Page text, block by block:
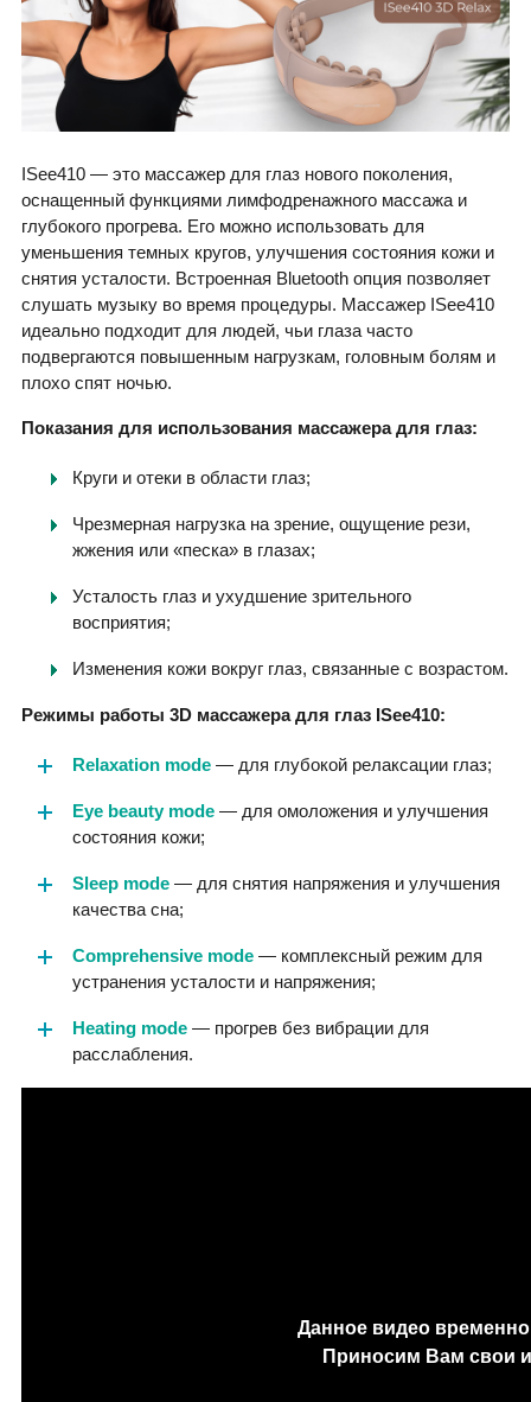
ISee410 — это массажер для глаз нового поколения,
оснащенный функциями лимфодренажного массажа и
глубокого прогрева. Его можно использовать для
уменьшения темных кругов, улучшения состояния кожи и
снятия усталости. Встроенная Bluetooth опция позволяет
слушать музыку во время процедуры. Массажер ISee410
идеально подходит для людей, чьи глаза часто
подвергаются повышенным нагрузкам, головным болям и
плохо спят ночью.
Показания для использования массажера для глаз:
Круги и отеки в области глаз;
Чрезмерная нагрузка на зрение, ощущение рези,
жжения или «песка» в глазах;
Усталость глаз и ухудшение зрительного
восприятия;
Изменения кожи вокруг глаз, связанные с возрастом.
Режимы работы 3D массажера для глаз ISee410:
Relaxation mode — для глубокой релаксации глаз;
Eye beauty mode — для омоложения и улучшения
состояния кожи;
Sleep mode — для снятия напряжения и улучшения
качества сна;
Comprehensive mode — комплексный режим для
устранения усталости и напряжения;
Heating mode — прогрев без вибрации для
расслабления.